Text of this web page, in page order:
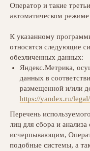
Оператор и такие
автоматическом
К указанному
относятся следующие
обезличенных данных:
Яндекс.Метрика,
данных в
размещенной и/или
https://yandex.ru/
Перечень
лиц для сбора и
исчерпывающим,
подобные системы, а